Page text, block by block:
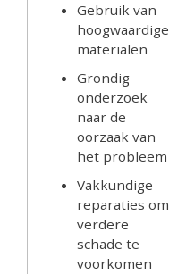
Gebruik van
hoogwaardige
materialen
Grondig
onderzoek
naar de
oorzaak van
het probleem
Vakkundige
reparaties om
verdere
schade te
voorkomen